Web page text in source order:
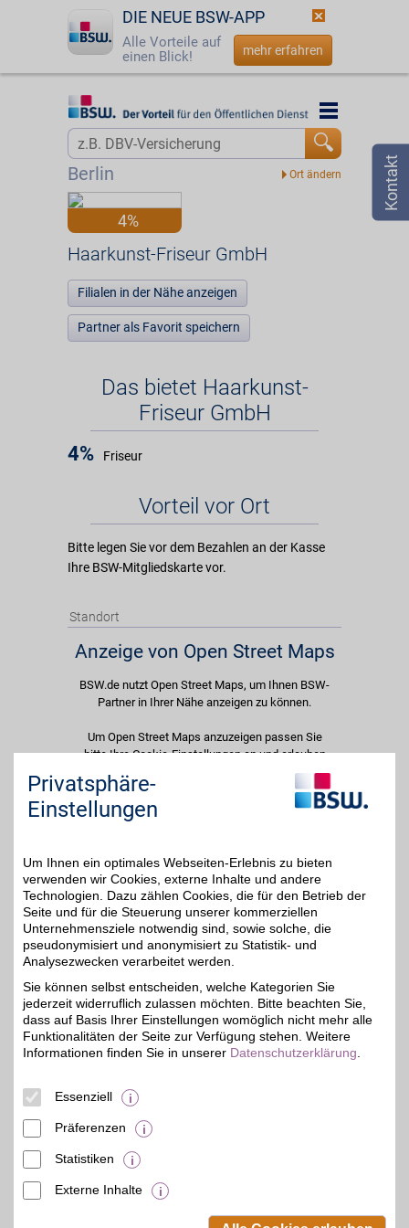
DIE NEUE BSW-APP
Alle Vorteile auf
einen Blick!
mehr erfahren
Startseite
Login
Berlin
Startseite
4%
Haarkunst-Friseur GmbH
Filialen in der Nähe anzeigen
Partner als Favorit speichern
Das bietet Haarkunst-
Friseur GmbH
4% Friseur
Vorteil vor Ort
Bitte legen Sie vor dem Bezahlen an der Kasse
Ihre BSW-Mitgliedskarte vor.
Standort
Anzeige von Open Street Maps
BSW.de nutzt Open Street Maps, um Ihnen BSW-
Partner in Ihrer Nähe anzeigen zu können.
Um Open Street Maps anzuzeigen passen Sie
bitte Ihre Cookie-Einstellungen an und erlauben
Sie "Externe Inhalte". Diese Auswahl können Sie
jederzeit über die Cookie-Einstellungen im
unteren Seitenbereich ändern.
Adresse
Meienbergstr. 26
99084 Erfurt
Filialen in der Nähe
Privatsphäre-
Einstellungen
Um Ihnen ein optimales Webseiten-Erlebnis zu bieten
verwenden wir Cookies, externe Inhalte und andere
Technologien. Dazu zählen Cookies, die für den Betrieb der
Seite und für die Steuerung unserer kommerziellen
Unternehmensziele notwendig sind, sowie solche, die
pseudonymisiert und anonymisiert zu Statistik- und
Analysezwecken verarbeitet werden.
Sie können selbst entscheiden, welche Kategorien Sie
jederzeit widerruflich zulassen möchten. Bitte beachten Sie,
dass auf Basis Ihrer Einstellungen womöglich nicht mehr alle
Funktionalitäten der Seite zur Verfügung stehen. Weitere
Informationen finden Sie in unserer Datenschutzerklärung
Essenziell
Präferenzen
Statistiken
Externe Inhalte